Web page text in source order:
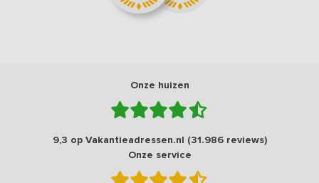
Onze huizen
9,3 op Vakantieadressen.nl (31.986 reviews)
Onze service